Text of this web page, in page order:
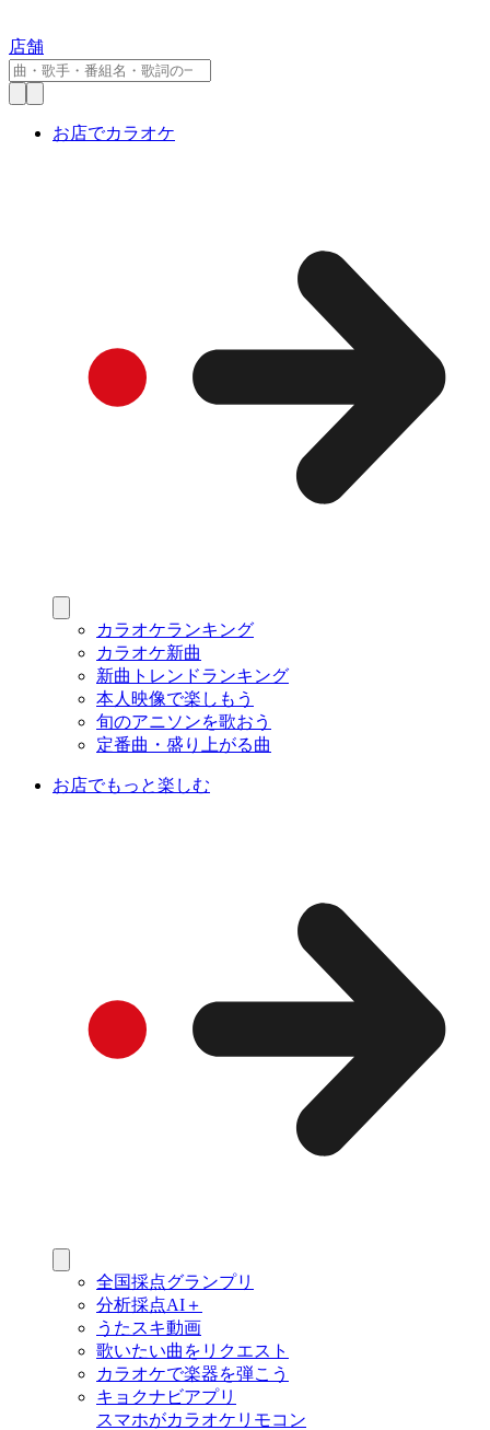
店舗
お店でカラオケ
カラオケランキング
カラオケ新曲
新曲トレンドランキング
本人映像で楽しもう
旬のアニソンを歌おう
定番曲・盛り上がる曲
お店でもっと楽しむ
全国採点グランプリ
分析採点AI＋
うたスキ動画
歌いたい曲をリクエスト
カラオケで楽器を弾こう
キョクナビアプリ
スマホがカラオケリモコン